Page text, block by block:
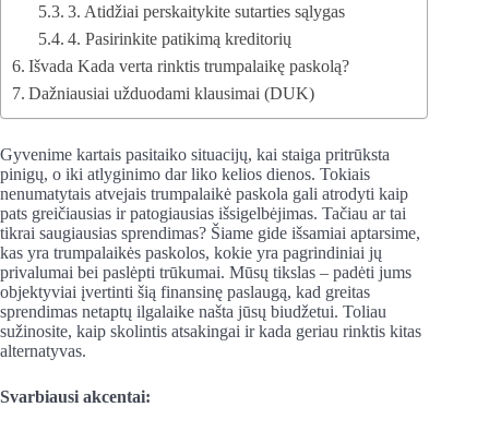
3. Atidžiai perskaitykite sutarties sąlygas
4. Pasirinkite patikimą kreditorių
Išvada Kada verta rinktis trumpalaikę paskolą?
Dažniausiai užduodami klausimai (DUK)
Gyvenime kartais pasitaiko situacijų, kai staiga pritrūksta
pinigų, o iki atlyginimo dar liko kelios dienos. Tokiais
nenumatytais atvejais trumpalaikė paskola gali atrodyti kaip
pats greičiausias ir patogiausias išsigelbėjimas. Tačiau ar tai
tikrai saugiausias sprendimas? Šiame gide išsamiai aptarsime,
kas yra trumpalaikės paskolos, kokie yra pagrindiniai jų
privalumai bei paslėpti trūkumai. Mūsų tikslas – padėti jums
objektyviai įvertinti šią finansinę paslaugą, kad greitas
sprendimas netaptų ilgalaike našta jūsų biudžetui. Toliau
sužinosite, kaip skolintis atsakingai ir kada geriau rinktis kitas
alternatyvas.
Svarbiausi akcentai: